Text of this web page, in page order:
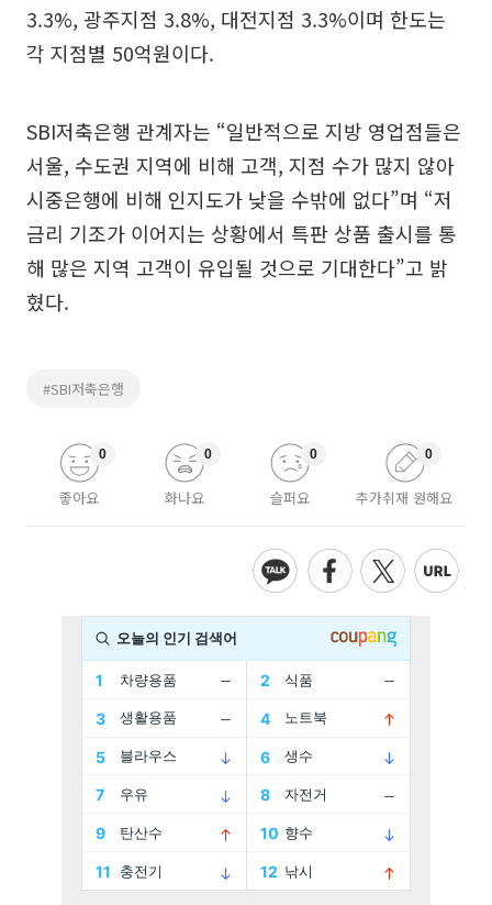
3.3%, 광주지점 3.8%, 대전지점 3.3%이며 한도는
각 지점별 50억원이다.
SBI저축은행 관계자는 “일반적으로 지방 영업점들은
서울, 수도권 지역에 비해 고객, 지점 수가 많지 않아
시중은행에 비해 인지도가 낮을 수밖에 없다”며 “저
금리 기조가 이어지는 상황에서 특판 상품 출시를 통
해 많은 지역 고객이 유입될 것으로 기대한다”고 밝
혔다.
#SBI저축은행
좋아요
0
화나요
0
슬퍼요
0
추가취재 원해요
0